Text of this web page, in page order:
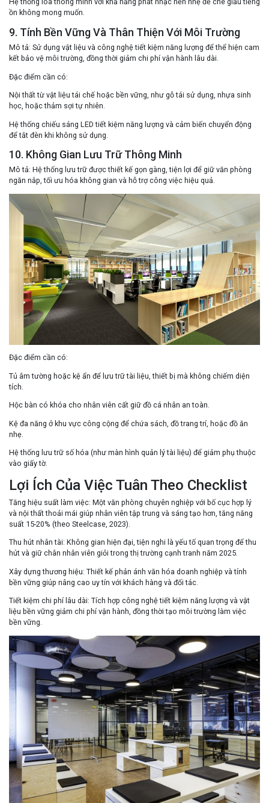
ồn không mong muốn.
9. Tính Bền Vững Và Thân Thiện Với Môi Trường
Mô tả: Sử dụng vật liệu và công nghệ tiết kiệm năng lượng để thể hiện cam
kết bảo vệ môi trường, đồng thời giảm chi phí vận hành lâu dài.
Đặc điểm cần có:
Nội thất từ vật liệu tái chế hoặc bền vững, như gỗ tái sử dụng, nhựa sinh
học, hoặc thảm sợi tự nhiên.
Hệ thống chiếu sáng LED tiết kiệm năng lượng và cảm biến chuyển động
để tắt đèn khi không sử dụng.
10. Không Gian Lưu Trữ Thông Minh
Mô tả: Hệ thống lưu trữ được thiết kế gọn gàng, tiện lợi để giữ văn phòng
ngăn nắp, tối ưu hóa không gian và hỗ trợ công việc hiệu quả.
Đặc điểm cần có:
Tủ âm tường hoặc kệ ẩn để lưu trữ tài liệu, thiết bị mà không chiếm diện
tích.
Hộc bàn có khóa cho nhân viên cất giữ đồ cá nhân an toàn.
Kệ đa năng ở khu vực công cộng để chứa sách, đồ trang trí, hoặc đồ ăn
nhẹ.
Hệ thống lưu trữ số hóa (như màn hình quản lý tài liệu) để giảm phụ thuộc
vào giấy tờ.
Lợi Ích Của Việc Tuân Theo Checklist
Tăng hiệu suất làm việc: Một văn phòng chuyên nghiệp với bố cục hợp lý
và nội thất thoải mái giúp nhân viên tập trung và sáng tạo hơn, tăng năng
suất 15-20% (theo Steelcase, 2023).
Thu hút nhân tài: Không gian hiện đại, tiện nghi là yếu tố quan trọng để thu
hút và giữ chân nhân viên giỏi trong thị trường cạnh tranh năm 2025.
Xây dựng thương hiệu: Thiết kế phản ánh văn hóa doanh nghiệp và tính
bền vững giúp nâng cao uy tín với khách hàng và đối tác.
Tiết kiệm chi phí lâu dài: Tích hợp công nghệ tiết kiệm năng lượng và vật
liệu bền vững giảm chi phí vận hành, đồng thời tạo môi trường làm việc
bền vững.